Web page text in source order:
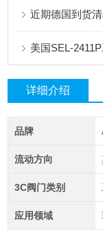
近期德国到货
美国SEL-
详细介绍
品牌
流动方向
3C阀门类别
应用领域